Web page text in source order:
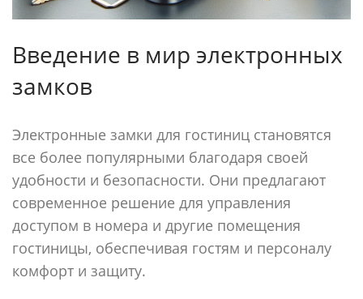
Введение в мир электронных
замков
Электронные замки для гостиниц становятся
все более популярными благодаря своей
удобности и безопасности. Они предлагают
современное решение для управления
доступом в номера и другие помещения
гостиницы, обеспечивая гостям и персоналу
комфорт и защиту.